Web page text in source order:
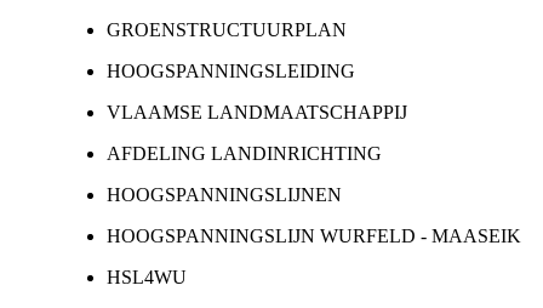
GROENSTRUCTUURPLAN
HOOGSPANNINGSLEIDING
VLAAMSE LANDMAATSCHAPPIJ
AFDELING LANDINRICHTING
HOOGSPANNINGSLIJNEN
HOOGSPANNINGSLIJN WURFELD - MAASEIK
HSL4WU